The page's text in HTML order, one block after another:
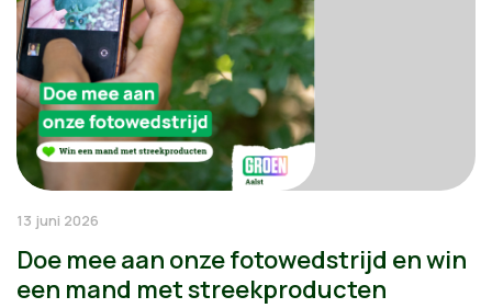
13 juni 2026
Doe mee aan onze fotowedstrijd en win
een mand met streekproducten